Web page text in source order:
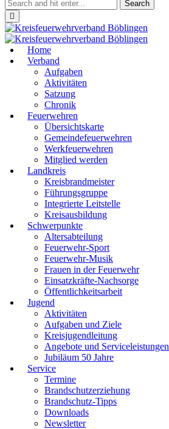
Home
Verband
Aufgaben
Aktivitäten
Satzung
Chronik
Feuerwehren
Übersichtskarte
Gemeindefeuerwehren
Werkfeuerwehren
Mitglied werden
Landkreis
Kreisbrandmeister
Führungsgruppe
Integrierte Leitstelle
Kreisausbildung
Schwerpunkte
Altersabteilung
Feuerwehr-Sport
Feuerwehr-Musik
Frauen in der Feuerwehr
Einsatzkräfte-Nachsorge
Öffentlichkeitsarbeit
Jugend
Aktivitäten
Aufgaben und Ziele
Kreisjugendleitung
Angebote und Serviceleistungen
Jubiläum 50 Jahre
Service
Termine
Brandschutzerziehung
Brandschutz-Tipps
Downloads
Newsletter